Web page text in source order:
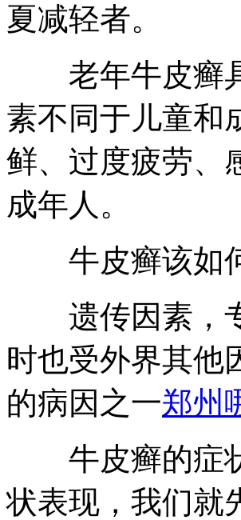
夏减轻者。
老年牛皮癣具
素不同于儿童和
鲜、过度疲劳、
成年人。
牛皮癣该如
遗传因素，专
时也受外界其他
的病因之一郑州
牛皮癣的症状
状表现，我们就